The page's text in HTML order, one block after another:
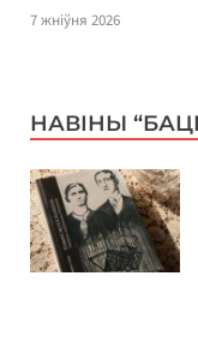
7 жніўня 2026
НАВІНЫ